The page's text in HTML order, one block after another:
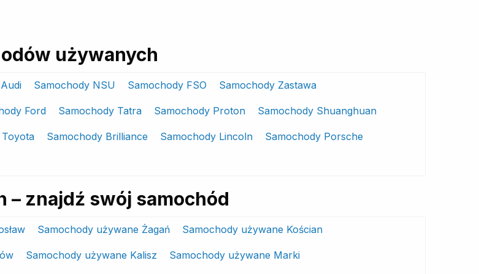
używanych
Samochody NSU Samochody FSO Samochody Zastawa
Ford Samochody Tatra Samochody Proton Samochody Shuanghuan
Samochody Brilliance Samochody Lincoln Samochody Porsche
– znajdź swój samochód
Samochody używane Żagań Samochody używane Kościan
Samochody używane Kalisz Samochody używane Marki